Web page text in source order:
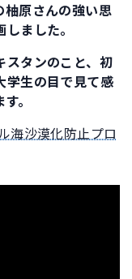
柚原さんの強い思
ました。
スタンのこと、初
学生の目で見て感
。
海沙漠化防止プロ